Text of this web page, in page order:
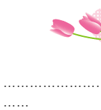
……